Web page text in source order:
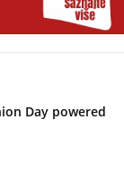
Day powered